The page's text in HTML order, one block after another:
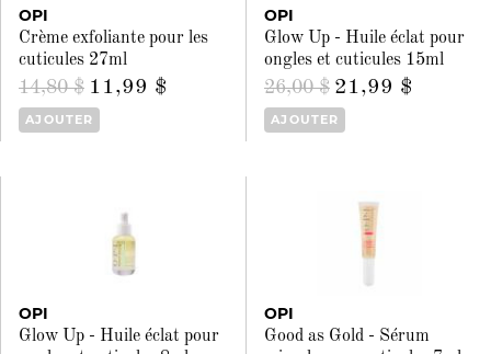
OPI
Crème exfoliante pour les
cuticules 27ml
14,80 $ 11,99 $
AJOUTER
OPI
Glow Up - Huile éclat pour
ongles et cuticules 15ml
26,00 $ 21,99 $
AJOUTER
OPI
Glow Up - Huile éclat pour
OPI
Good as Gold - Sérum